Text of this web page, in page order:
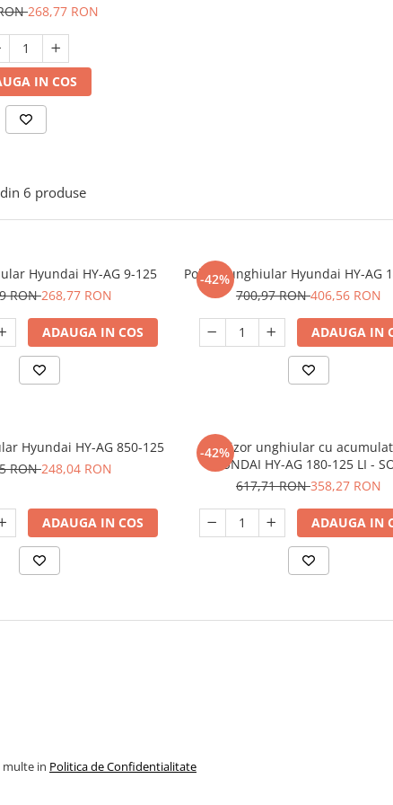
268,77 RON
IN COS
din 6 produse
Hyundai HY-AG 9-125
RON268,77 RON
ADAUGA IN COS
-42%
Polizor unghiular Hyundai HY-AG
700,97 RON406,56 RON
ADAUGA IN
Hyundai HY-AG 850-125
RON248,04 RON
ADAUGA IN COS
-42%
Polizor unghiular cu
HYUNDAI HY-AG 180-125 LI -
617,71 RON358,27 RON
ADAUGA IN
multe in Politica de Confidentialitate